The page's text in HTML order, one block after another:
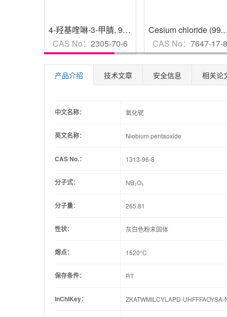
4-羟基喹啉-3-甲腈, 95%
CAS No： 2305-70-6
CAS No： 7647-17-8
产品介绍 技术文章 安全信息 相关论
中文名称： 氧化铌
英文名称： Niobium pentaoxide
CAS No.： 1313-96-8
分子式： NB₂O₅
分子量： 265.81
性状： 灰白色粉末固体
熔点： 1520°C
保存条件： RT
InChIKey： ZKATWMILCYLAPD-UHFFFAOYSA-